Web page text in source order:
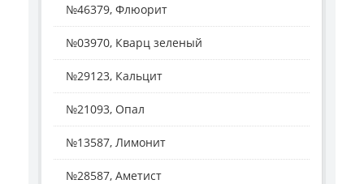
№46379, Флюорит
№03970, Кварц зеленый
№29123, Кальцит
№21093, Опал
№13587, Лимонит
№28587, Аметист